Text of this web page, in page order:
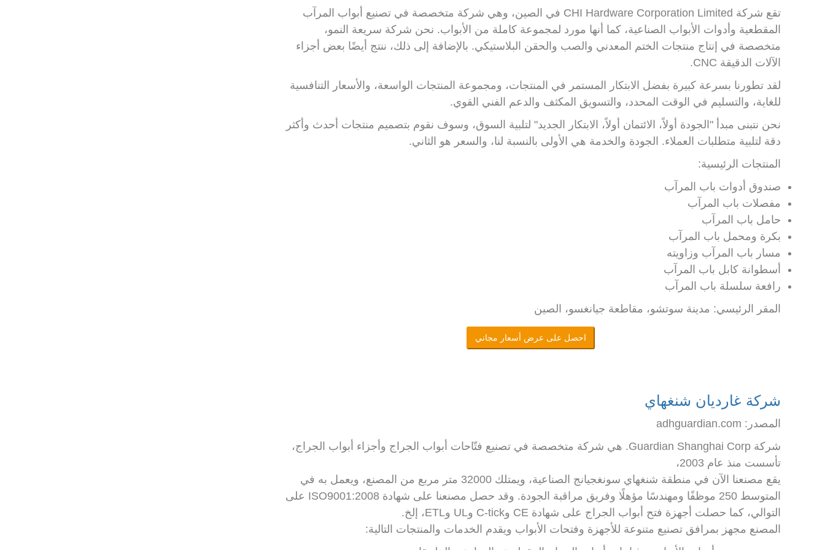
تقع شركة CHI Hardware Corporation Limited في الصين، وهي شركة متخصصة في تصنيع أبواب المرآب
المقطعية وأدوات الأبواب الصناعية، كما أنها مورد لمجموعة كاملة من الأبواب. نحن شركة سريعة النمو،
متخصصة في إنتاج منتجات الختم المعدني والصب والحقن البلاستيكي. بالإضافة إلى ذلك، ننتج أيضًا بعض أجزاء
الآلات الدقيقة CNC.
لقد تطورنا بسرعة كبيرة بفضل الابتكار المستمر في المنتجات، ومجموعة المنتجات الواسعة، والأسعار التنافسية
للغاية، والتسليم في الوقت المحدد، والتسويق المكثف والدعم الفني القوي.
نحن نتبنى مبدأ "الجودة أولاً، الائتمان أولاً، الابتكار الجديد" لتلبية السوق، وسوف نقوم بتصميم منتجات أحدث وأكثر
دقة لتلبية متطلبات العملاء. الجودة والخدمة هي الأولى بالنسبة لنا، والسعر هو الثاني.
المنتجات الرئيسية:
صندوق أدوات باب المرآب
مفصلات باب المرآب
حامل باب المرآب
بكرة ومحمل باب المرآب
مسار باب المرآب وزاويته
أسطوانة كابل باب المرآب
رافعة سلسلة باب المرآب
المقر الرئيسي: مدينة سوتشو، مقاطعة جيانغسو، الصين
احصل على عرض أسعار مجاني
شركة غارديان شنغهاي
المصدر: adhguardian.com
شركة Guardian Shanghai Corp. هي شركة متخصصة في تصنيع فتّاحات أبواب الجراج وأجزاء أبواب الجراج،
تأسست منذ عام 2003،
يقع مصنعنا الآن في منطقة شنغهاي سونغجيانج الصناعية، ويمتلك 32000 متر مربع من المصنع، ويعمل به في
المتوسط 250 موظفًا ومهندسًا مؤهلًا وفريق مراقبة الجودة. وقد حصل مصنعنا على شهادة ISO9001:2008 على
التوالي، كما حصلت أجهزة فتح أبواب الجراج على شهادة CE وC-tick وUL وETL، إلخ.
المصنع مجهز بمرافق تصنيع متنوعة للأجهزة وفتحات الأبواب ويقدم الخدمات والمنتجات التالية: